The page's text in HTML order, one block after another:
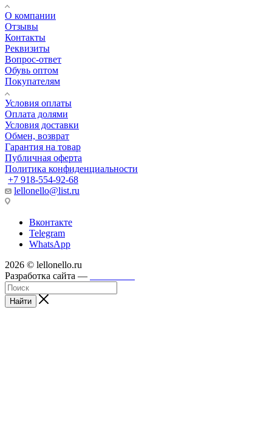
О компании
Отзывы
Контакты
Реквизиты
Вопрос-ответ
Обувь оптом
Покупателям
Условия оплаты
Оплата долями
Условия доставки
Обмен, возврат
Гарантия на товар
Публичная оферта
Политика конфиденциальности
+7 918-554-92-68
lellonello@list.ru
Вконтакте
Telegram
WhatsApp
2026 © lellonello.ru
Разработка сайта —
Найти